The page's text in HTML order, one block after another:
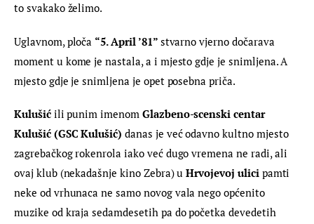
to svakako želimo.
Uglavnom, ploča “5. April ’81” stvarno vjerno dočarava
moment u kome je nastala, a i mjesto gdje je snimljena. A
mjesto gdje je snimljena je opet posebna priča.
Kulušić ili punim imenom Glazbeno-scenski centar
Kulušić (GSC Kulušić) danas je već odavno kultno mjesto
zagrebačkog rokenrola iako već dugo vremena ne radi, ali
ovaj klub (nekadašnje kino Zebra) u Hrvojevoj ulici pamti
neke od vrhunaca ne samo novog vala nego općenito
muzike od kraja sedamdesetih pa do početka devedetih